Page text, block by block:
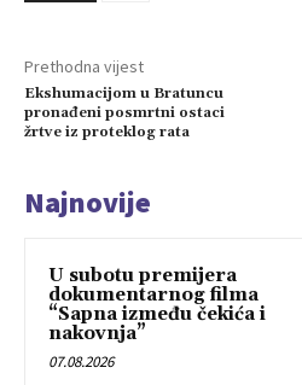
Prethodna vijest
Ekshumacijom u Bratuncu
pronađeni posmrtni ostaci
žrtve iz proteklog rata
Najnovije
U subotu premijera
dokumentarnog filma
“Sapna između čekića i
nakovnja”
07.08.2026